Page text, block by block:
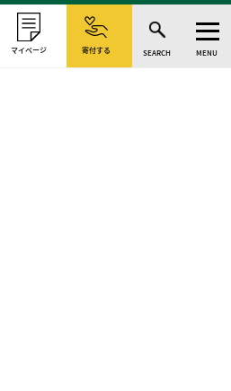
マイページ 寄付する SEARCH MENU